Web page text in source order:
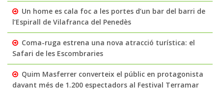
Un home es cala foc a les portes d’un bar del barri de
l’Espirall de Vilafranca del Penedès
Coma-ruga estrena una nova atracció turística: el
Safari de les Escombraries
Quim Masferrer converteix el públic en protagonista
davant més de 1.200 espectadors al Festival Terramar